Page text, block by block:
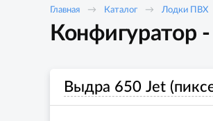
Главная Каталог Лодки ПВХ
Конфигуратор
Выдра 650 Jet